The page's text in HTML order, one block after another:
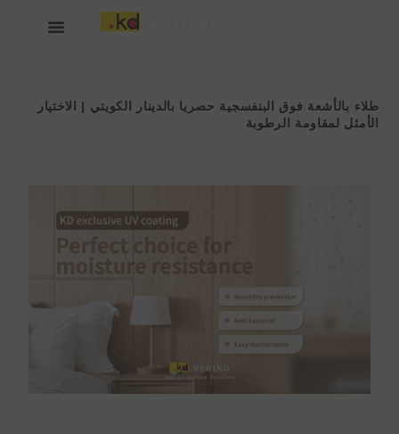
طلاء بالأشعة فوق البنفسجية حصريا بالدينار الكويتي | الاختيار
الأمثل لمقاومة الرطوبة